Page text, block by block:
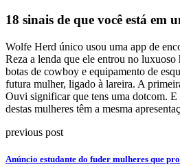
18 sinais de que você está em
Wolfe Herd único usou uma app de
Reza a lenda que ele entrou no
botas de cowboy e equipamento de
futura mulher, ligado à lareira. A
Ouvi significar que tens uma dotcom. E
destas mulheres têm a mesma
previous post
Anúncio estudante do fuder mulheres que